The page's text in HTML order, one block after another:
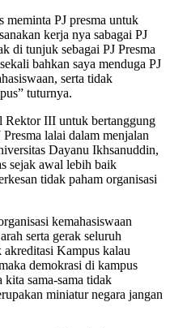
meminta PJ presma untuk
kerja nya sabagai PJ
di tunjuk sebagai PJ Presma
bahkan saya menduga PJ
serta tidak
tuturnya.
Rektor III untuk bertanggung
lalai dalam menjalan
Dayanu Ikhsanuddin,
sejak awal lebih baik
tidak paham organisasi
kemahasiswaan
serta gerak seluruh
akreditasi Kampus kalau
demokrasi di kampus
sama-sama tidak
miniatur negara jangan